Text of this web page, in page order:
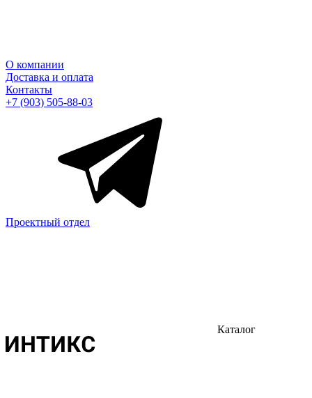
О компании
Доставка и оплата
Контакты
+7 (903) 505-88-03
Проектный отдел
Каталог